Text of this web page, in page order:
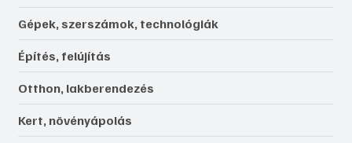
Gépek, szerszámok, technológiák
Építés, felújítás
Otthon, lakberendezés
Kert, növényápolás